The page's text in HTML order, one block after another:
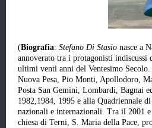
(Biografia: Stefano Di Stasio nasce a
annoverato tra i protagonisti
ultimi venti anni del Ventesimo
Nuova Pesa, Pio Monti, Apollodoro,
Posta San Gemini, Lombardi, Bagnai
1982,1984, 1995 e alla Quadriennale
nazionali e internazionali. Tra il 2001
chiesa di Terni, S. Maria della Pace,